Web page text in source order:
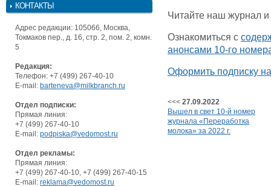
КОНТАКТЫ
Адрес редакции: 105066, Москва,
Токмаков пер., д. 16, стр. 2, пом. 2, комн.
5
Редакция:
Телефон: +7 (499) 267-40-10
E-mail: barteneva@milkbranch.ru
Отдел подписки:
Прямая линия:
+7 (499) 267-40-10
E-mail: podpiska@vedomost.ru
Отдел рекламы:
Прямая линия:
+7 (499) 267-40-10, +7 (499) 267-40-15
E-mail: reklama@vedomost.ru
Читайте наш журнал
Ознакомиться с
анонсами 10-го
Оформить подписку
<<< 27.09.2022
Вышел в свет 10-й номер
журнала «Переработка
молока» за 2022 г.